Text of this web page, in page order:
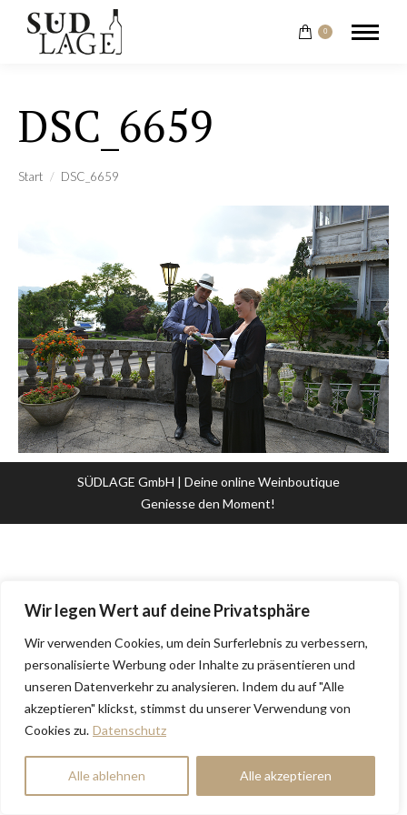
Wir legen Wert auf deine Privatsphäre
Wir verwenden Cookies, um dein Surferlebnis zu verbessern,
personalisierte Werbung oder Inhalte zu präsentieren und
unseren Datenverkehr zu analysieren. Indem du auf "Alle
akzeptieren" klickst, stimmst du unserer Verwendung von
Cookies zu. Datenschutz
Alle ablehnen Alle akzeptieren
0
DSC_6659
Start DSC_6659
SÜDLAGE GmbH | Deine online Weinboutique
Geniesse den Moment!